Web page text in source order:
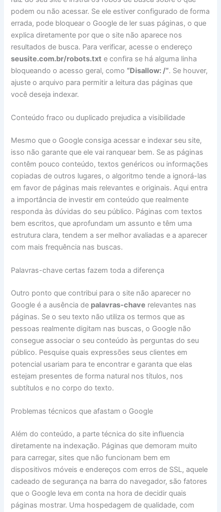
podem ou não acessar. Se ele estiver configurado de forma
errada, pode bloquear o Google de ler suas páginas, o que
explica diretamente por que o site não aparece nos
resultados de busca. Para verificar, acesse o endereço
seusite.com.br/robots.txt e confira se há alguma linha
bloqueando o acesso geral, como “Disallow: /”. Se houver,
ajuste o arquivo para permitir a leitura das páginas que
você deseja indexar.
Conteúdo fraco ou duplicado prejudica a visibilidade
Mesmo que o Google consiga acessar e indexar seu site,
isso não garante que ele vai ranquear bem. Se as páginas
contêm pouco conteúdo, textos genéricos ou informações
copiadas de outros lugares, o algoritmo tende a ignorá-las
em favor de páginas mais relevantes e originais. Aqui entra
a importância de investir em conteúdo que realmente
responda às dúvidas do seu público. Páginas com textos
bem escritos, que aprofundam um assunto e têm uma
estrutura clara, tendem a ser melhor avaliadas e a aparecer
com mais frequência nas buscas.
Palavras-chave certas fazem toda a diferença
Outro ponto que contribui para o site não aparecer no
Google é a ausência de palavras-chave relevantes nas
páginas. Se o seu texto não utiliza os termos que as
pessoas realmente digitam nas buscas, o Google não
consegue associar o seu conteúdo às perguntas do seu
público. Pesquise quais expressões seus clientes em
potencial usariam para te encontrar e garanta que elas
estejam presentes de forma natural nos títulos, nos
subtítulos e no corpo do texto.
Problemas técnicos que afastam o Google
Além do conteúdo, a parte técnica do site influencia
diretamente na indexação. Páginas que demoram muito
para carregar, sites que não funcionam bem em
dispositivos móveis e endereços com erros de SSL, aquele
cadeado de segurança na barra do navegador, são fatores
que o Google leva em conta na hora de decidir quais
páginas mostrar. Uma hospedagem de qualidade, com